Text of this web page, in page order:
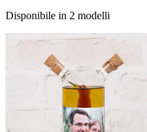
Disponibile in 2 modelli